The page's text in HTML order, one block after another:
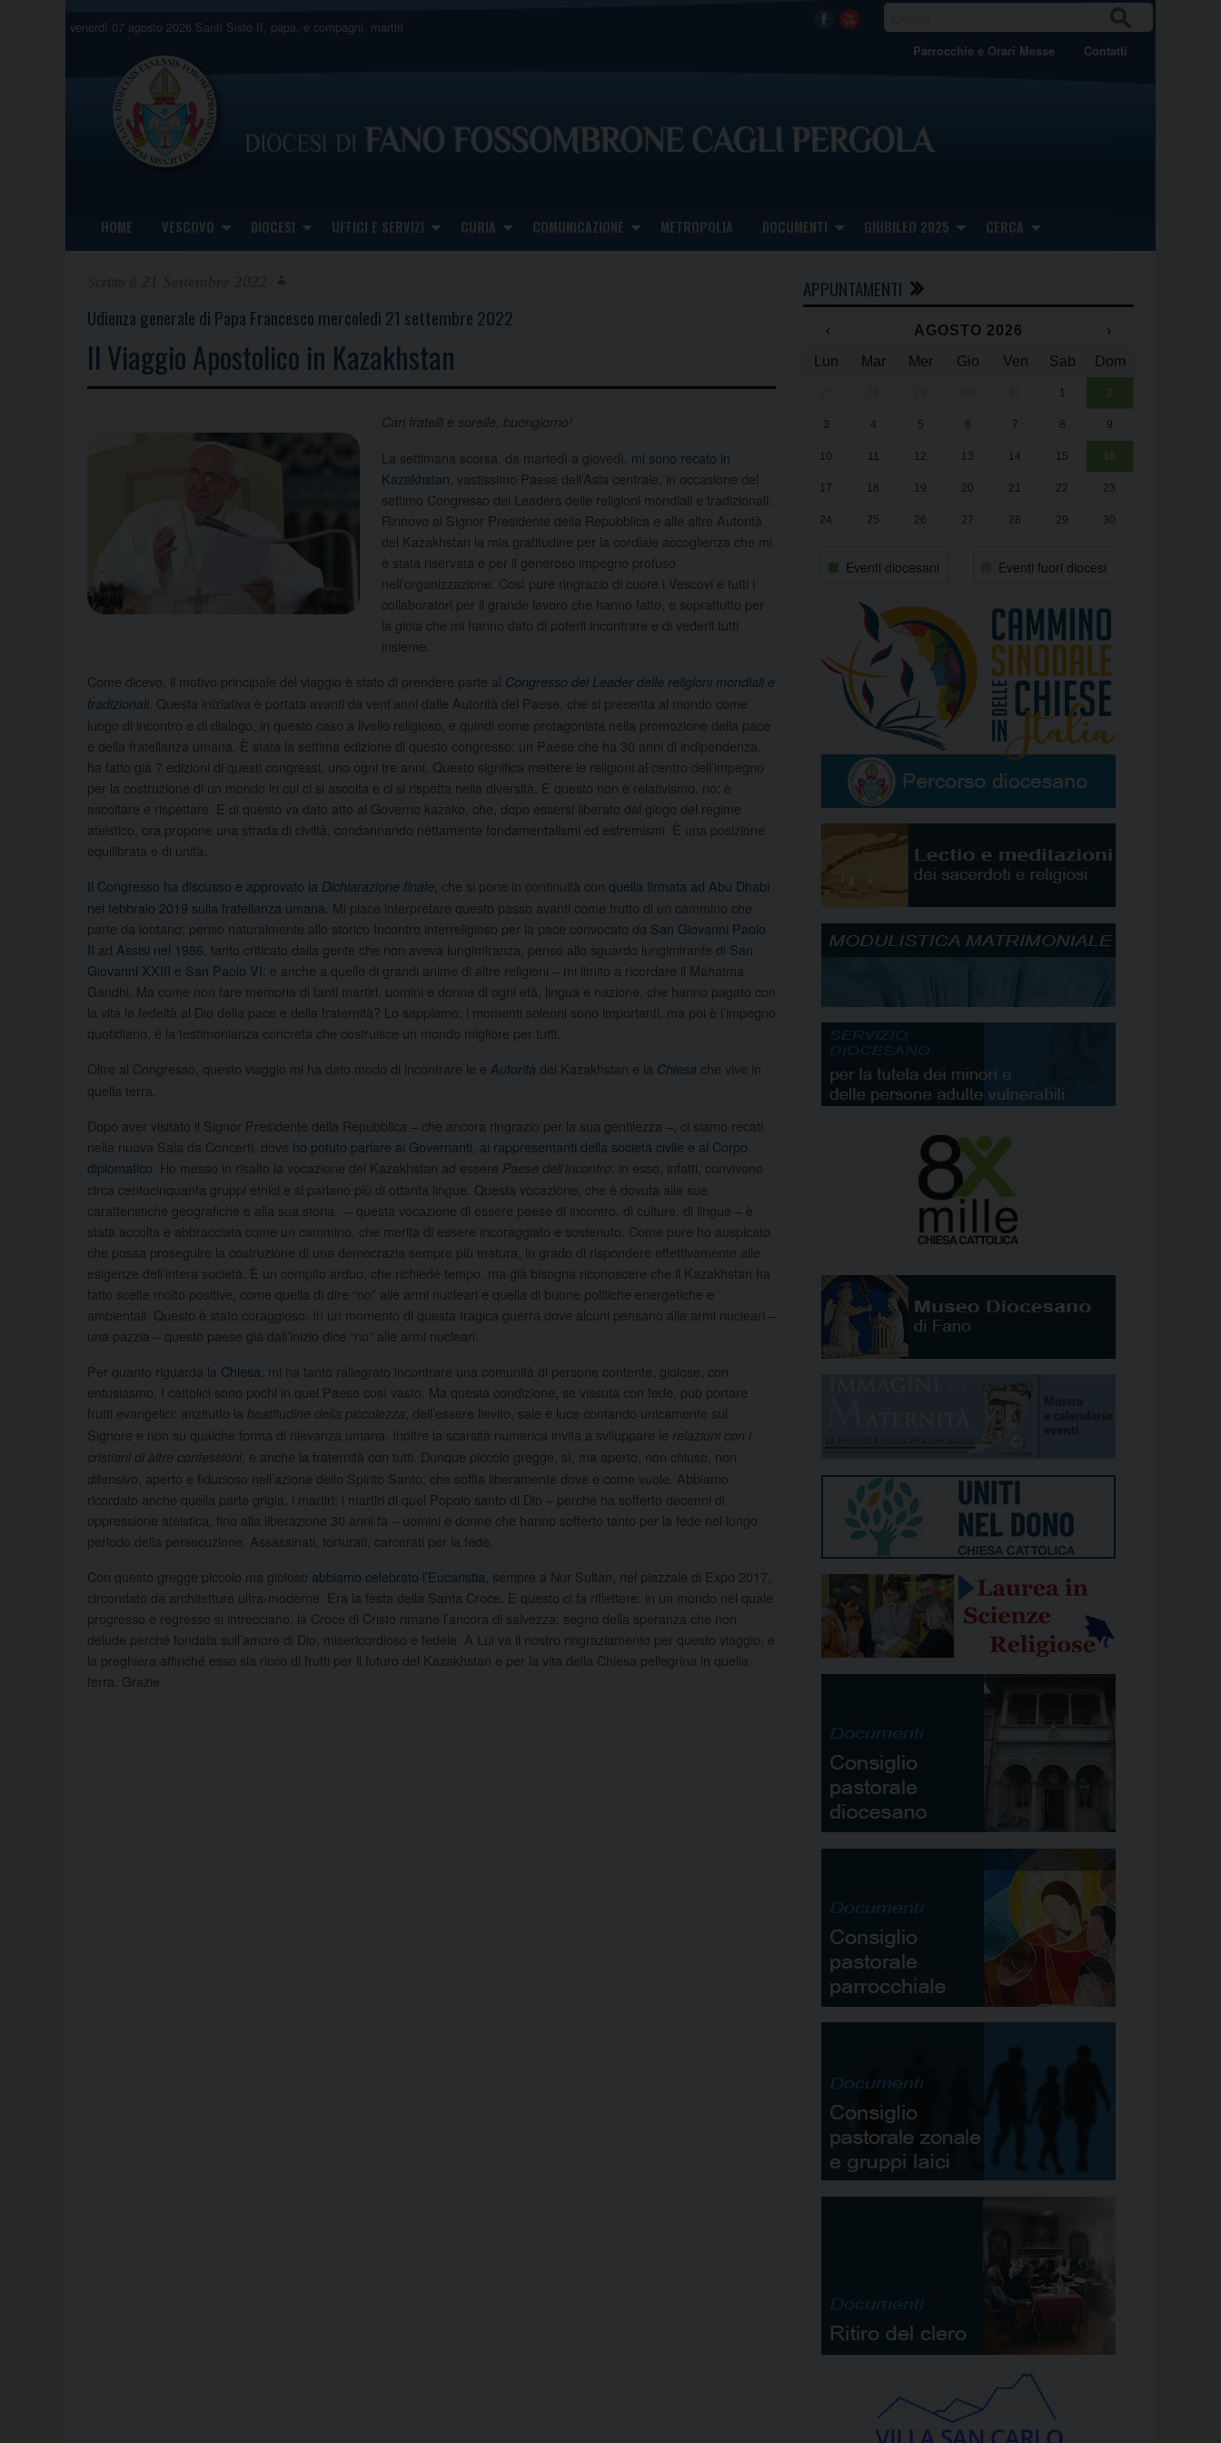
venerdì 07 agosto 2026 Santi Sisto II, papa, e compagni, martiri Facebook
Youtube CA
Parrocchie e Orari Messe Contatti
HOME VESCOVO DIOCESI UFFICI E SERVIZI CURIA COMUNICAZIONE METROPOLIA DOCUMENTI GIUBILEO 2025 CERCA
Udienza generale di Papa Francesco mercoledì 21 settembre 2022
Il Viaggio Apostolico in Kazakhstan
Cari fratelli e sorelle, buongiorno!
La settimana scorsa, da martedì a giovedì, mi sono recato in
Kazakhstan , vastissimo Paese dell’Asia centrale, in occasione del
settimo Congresso dei Leaders delle religioni mondiali e tradizionali.
Rinnovo al Signor Presidente della Repubblica e alle altre Autorità
del Kazakhstan la mia gratitudine per la cordiale accoglienza che mi
è stata riservata e per il generoso impegno profuso
nell’organizzazione. Così pure ringrazio di cuore i Vescovi e tutti i
collaboratori per il grande lavoro che hanno fatto, e soprattutto per
la gioia che mi hanno dato di poterli incontrare e di vederli tutti
insieme.
Come dicevo, il motivo principale del viaggio è stato di prendere parte al Congresso dei Leader delle religioni mondiali e
tradizionali . Questa iniziativa è portata avanti da vent’anni dalle Autorità del Paese, che si presenta al mondo come
luogo di incontro e di dialogo, in questo caso a livello religioso, e quindi come protagonista nella promozione della pace
e della fratellanza umana. È stata la settima edizione di questo congresso: un Paese che ha 30 anni di indipendenza,
ha fatto già 7 edizioni di questi congressi, uno ogni tre anni. Questo significa mettere le religioni al centro dell’impegno
per la costruzione di un mondo in cui ci si ascolta e ci si rispetta nella diversità. E questo non è relativismo, no: è
ascoltare e rispettare. E di questo va dato atto al Governo kazako, che, dopo essersi liberato dal giogo del regime
ateistico, ora propone una strada di civiltà, condannando nettamente fondamentalismi ed estremismi. È una posizione
equilibrata e di unità.
Il Congresso ha discusso e approvato la Dichiarazione finale , che si pone in continuità con quella firmata ad Abu Dhabi
nel febbraio 2019 sulla fratellanza umana . Mi piace interpretare questo passo avanti come frutto di un cammino che
parte da lontano: penso naturalmente allo storico Incontro interreligioso per la pace convocato da San Giovanni Paolo
II ad Assisi nel 1986 , tanto criticato dalla gente che non aveva lungimiranza; penso allo sguardo lungimirante di San
Giovanni XXIII e San Paolo VI ; e anche a quello di grandi anime di altre religioni – mi limito a ricordare il Mahatma
Gandhi. Ma come non fare memoria di tanti martiri, uomini e donne di ogni età, lingua e nazione, che hanno pagato con
la vita la fedeltà al Dio della pace e della fraternità? Lo sappiamo: i momenti solenni sono importanti, ma poi è l’impegno
quotidiano, è la testimonianza concreta che costruisce un mondo migliore per tutti.
Oltre al Congresso, questo viaggio mi ha dato modo di incontrare le e Autorità del Kazakhstan e la Chiesa che vive in
quella terra.
Dopo aver visitato il Signor Presidente della Repubblica – che ancora ringrazio per la sua gentilezza –, ci siamo recati
nella nuova Sala da Concerti, dove ho potuto parlare ai Governanti, ai rappresentanti della società civile e al Corpo
diplomatico . Ho messo in risalto la vocazione del Kazakhstan ad essere Paese dell’incontro : in esso, infatti, convivono
circa centocinquanta gruppi etnici e si parlano più di ottanta lingue. Questa vocazione, che è dovuta alle sue
caratteristiche geografiche e alla sua storia, – questa vocazione di essere paese di incontro, di culture, di lingue – è
stata accolta e abbracciata come un cammino, che merita di essere incoraggiato e sostenuto. Come pure ho auspicato
che possa proseguire la costruzione di una democrazia sempre più matura, in grado di rispondere effettivamente alle
esigenze dell’intera società. È un compito arduo, che richiede tempo, ma già bisogna riconoscere che il Kazakhstan ha
fatto scelte molto positive, come quella di dire “no” alle armi nucleari e quella di buone politiche energetiche e
ambientali. Questo è stato coraggioso. In un momento di questa tragica guerra dove alcuni pensano alle armi nucleari –
una pazzia – questo paese già dall’inizio dice “no” alle armi nucleari.
Per quanto riguarda la Chiesa , mi ha tanto rallegrato incontrare una comunità di persone contente, gioiose, con
entusiasmo. I cattolici sono pochi in quel Paese così vasto. Ma questa condizione, se vissuta con fede, può portare
frutti evangelici: anzitutto la beatitudine della piccolezza , dell’essere lievito, sale e luce contando unicamente sul
Signore e non su qualche forma di rilevanza umana. Inoltre la scarsità numerica invita a sviluppare le relazioni con i
cristiani di altre confessioni , e anche la fraternità con tutti. Dunque piccolo gregge, sì, ma aperto, non chiuso, non
difensivo, aperto e fiducioso nell’azione dello Spirito Santo, che soffia liberamente dove e come vuole. Abbiamo
ricordato anche quella parte grigia, i martiri: i martiri di quel Popolo santo di Dio – perché ha sofferto decenni di
oppressione ateistica, fino alla liberazione 30 anni fa – uomini e donne che hanno sofferto tanto per la fede nel lungo
periodo della persecuzione. Assassinati, torturati, carcerati per la fede.
Con questo gregge piccolo ma gioioso abbiamo celebrato l’Eucaristia , sempre a Nur Sultan, nel piazzale di Expo 2017,
circondato da architetture ultra-moderne. Era la festa della Santa Croce. E questo ci fa riflettere: in un mondo nel quale
progresso e regresso si intrecciano, la Croce di Cristo rimane l’ancora di salvezza: segno della speranza che non
delude perché fondata sull’amore di Dio, misericordioso e fedele. A Lui va il nostro ringraziamento per questo viaggio, e
la preghiera affinché esso sia ricco di frutti per il futuro del Kazakhstan e per la vita della Chiesa pellegrina in quella
terra. Grazie.
APPUNTAMENTI
‹ AGOSTO 2026
›
Lun
Mar Mer Gio Ven Sab Dom
1 2
3 4 5 6 7 8 9
10 11 12 13 14 15 16
17 18 19 20 21 22 23
24 25 26 27 28 29 30
Eventi diocesani Eventi fuori diocesi